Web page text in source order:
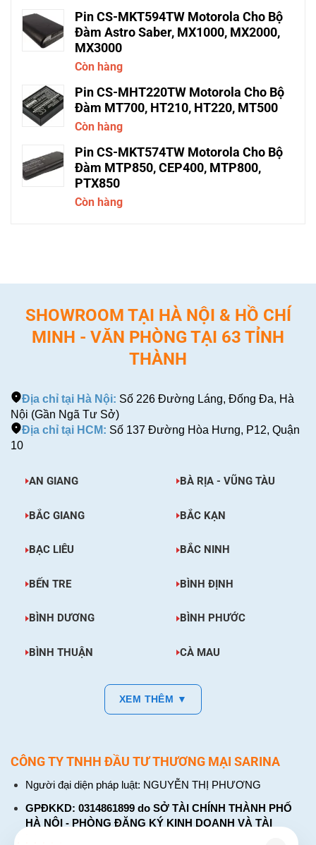
Pin CS-MKT594TW Motorola Cho Bộ
Đàm Astro Saber, MX1000, MX2000,
MX3000
Còn hàng
Pin CS-MHT220TW Motorola Cho Bộ
Đàm MT700, HT210, HT220, MT500
Còn hàng
Pin CS-MKT574TW Motorola Cho Bộ
Đàm MTP850, CEP400, MTP800,
PTX850
Còn hàng
SHOWROOM TẠI HÀ NỘI & HỒ CHÍ
MINH - VĂN PHÒNG TẠI 63 TỈNH
THÀNH
Địa chỉ tại Hà Nội: Số 226 Đường Láng, Đống Đa, Hà
Nội (Gần Ngã Tư Sở)
Địa chỉ tại HCM: Số 137 Đường Hòa Hưng, P12, Quận
10
AN GIANG BÀ RỊA - VŨNG TÀU
BẮC GIANG BẮC KẠN
BẠC LIÊU BẮC NINH
BẾN TRE BÌNH ĐỊNH
BÌNH DƯƠNG BÌNH PHƯỚC
BÌNH THUẬN CÀ MAU
XEM THÊM ▼
CÔNG TY TNHH ĐẦU TƯ THƯƠNG MẠI SARINA
Người đại diện pháp luật: NGUYỄN THỊ PHƯƠNG
GPĐKKD: 0314861899 do SỞ TÀI CHÍNH THÀNH PHỐ
HÀ NỘI - PHÒNG ĐĂNG KÝ KINH DOANH VÀ TÀI